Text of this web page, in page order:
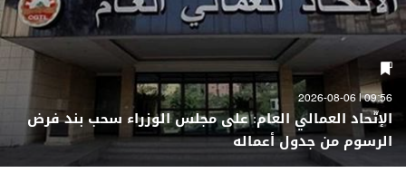
09:56 | 2026-08-06
الإتّحاد العمالي العام: على مجلس الوزراء سحب بند فرض
الرسوم من جدول أعماله